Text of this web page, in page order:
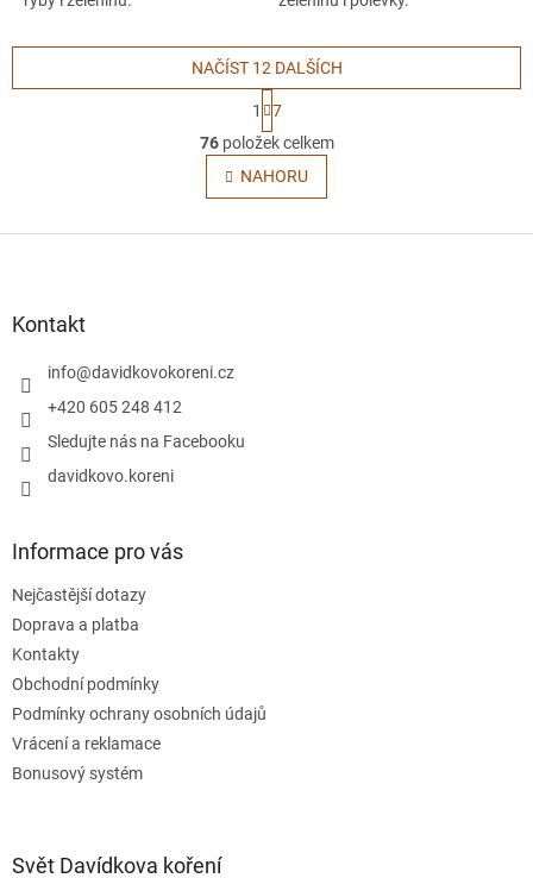
O
v
l
á
NAČÍST 12 DALŠÍCH
t
r
á
n
k
v
1
7
76položek celkem
NAHORU
Kontakt
info@davidkovokoreni.cz
+420 605 248 412
Sledujte nás na Facebooku
davidkovo.koreni
Informace pro vás
Nejčastější dotazy
Doprava a platba
Kontakty
Obchodní podmínky
Podmínky ochrany osobních údajů
Vrácení a reklamace
Bonusový systém
Svět Davídkova koření